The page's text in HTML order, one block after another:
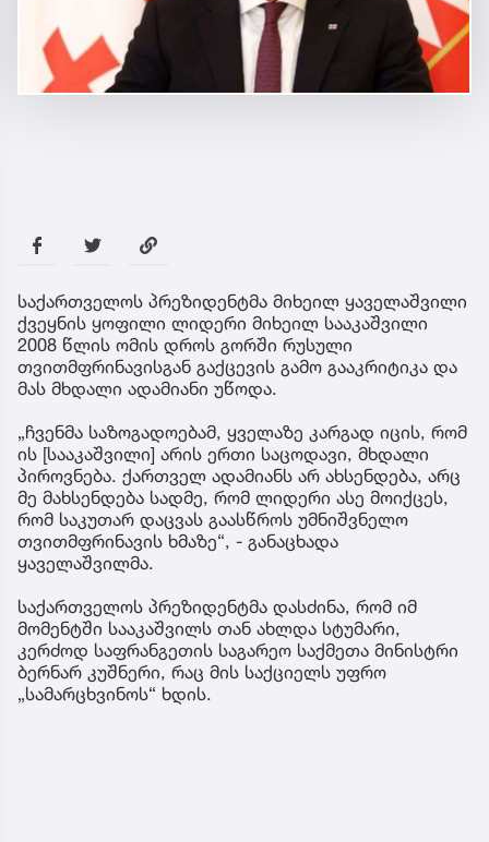
საქართველოს პრეზიდენტმა მიხეილ ყაველაშვილი
ქვეყნის ყოფილი ლიდერი მიხეილ სააკაშვილი
2008 წლის ომის დროს გორში რუსული
თვითმფრინავისგან გაქცევის გამო გააკრიტიკა და
მას მხდალი ადამიანი უწოდა.
„ჩვენმა საზოგადოებამ, ყველაზე კარგად იცის, რომ
ის [სააკაშვილი] არის ერთი საცოდავი, მხდალი
პიროვნება. ქართველ ადამიანს არ ახსენდება, არც
მე მახსენდება სადმე, რომ ლიდერი ასე მოიქცეს,
რომ საკუთარ დაცვას გაასწროს უმნიშვნელო
თვითმფრინავის ხმაზე“, - განაცხადა
ყაველაშვილმა.
საქართველოს პრეზიდენტმა დასძინა, რომ იმ
მომენტში სააკაშვილს თან ახლდა სტუმარი,
კერძოდ საფრანგეთის საგარეო საქმეთა მინისტრი
ბერნარ კუშნერი, რაც მის საქციელს უფრო
„სამარცხვინოს“ ხდის.